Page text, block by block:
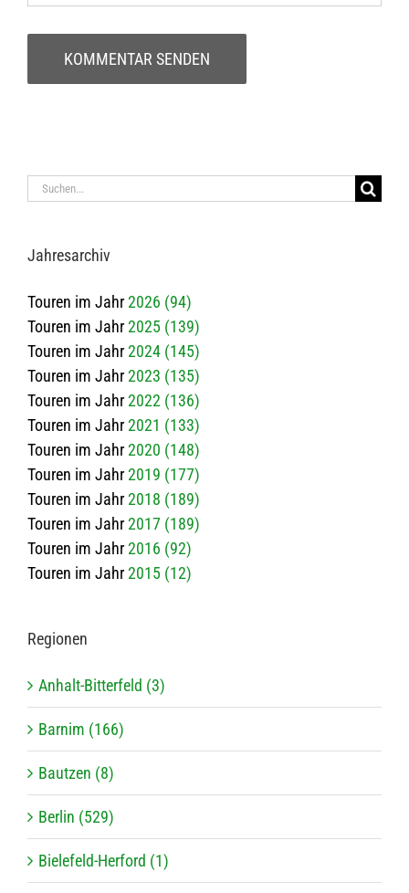
Suche
Jah­res­ar­chiv
Touren im Jahr2026 (94)
Touren im Jahr2025 (139)
Touren im Jahr2024 (145)
Touren im Jahr2023 (135)
Touren im Jahr2022 (136)
Touren im Jahr2021 (133)
Touren im Jahr2020 (148)
Touren im Jahr2019 (177)
Touren im Jahr2018 (189)
Touren im Jahr2017 (189)
Touren im Jahr2016 (92)
Touren im Jahr2015 (12)
Regio­nen
Anhalt-Bitterfeld (3)
Barnim (166)
Bautzen (8)
Berlin (529)
Bielefeld-Herford (1)